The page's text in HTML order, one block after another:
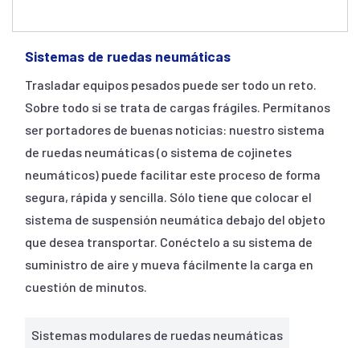
Sistemas de ruedas neumáticas
Trasladar equipos pesados puede ser todo un reto.
Sobre todo si se trata de cargas frágiles. Permítanos
ser portadores de buenas noticias: nuestro sistema
de ruedas neumáticas (o sistema de cojinetes
neumáticos) puede facilitar este proceso de forma
segura, rápida y sencilla. Sólo tiene que colocar el
sistema de suspensión neumática debajo del objeto
que desea transportar. Conéctelo a su sistema de
suministro de aire y mueva fácilmente la carga en
cuestión de minutos.
Sistemas modulares de ruedas neumáticas